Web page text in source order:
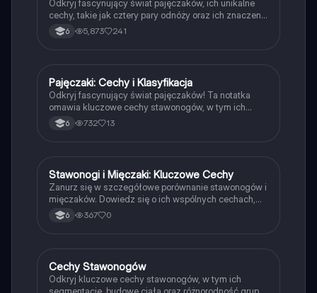
Odkryj fascynujący świat pajęczaków, ich unikalne
cechy, takie jak cztery pary odnóży oraz ich znaczenie
w ekosystemie. Notatka zawiera kluczowe informacje
o budowie, zachowaniu i roli pajęczaków jako
6 5,873 241
Biologia
Pajęczaki: Cechy i Klasyfikacja
Odkryj fascynujący świat pajęczaków! Ta notatka
omawia kluczowe cechy stawonogów, w tym ich
cztery pary odnóży oraz adaptacje do środowiska.
Idealna dla uczniów klasy 6, zawiera istotne
6 732 13
Biologia
Stawonogi i Mięczaki: Kluczowe Cechy
Zanurz się w szczegółowe porównanie stawonogów i
mięczaków. Dowiedz się o ich wspólnych cechach,
budowie, środowisku życia oraz roli w ekosystemie.
Notatka obejmuje charakterystyki owadów,
powtórki przed egzaminem.
6 367 0
Biologia
Cechy Stawonogów
Odkryj kluczowe cechy stawonogów, w tym ich